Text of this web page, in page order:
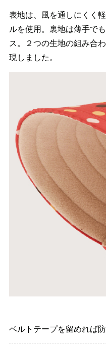
表地は、風を通しにくく
ルを使用。裏地は薄手で
ス。２つの生地の組み合
現しました。
ベルトテープを留めれば